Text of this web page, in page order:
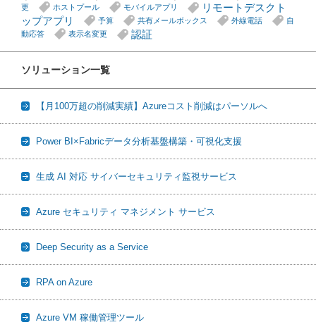
更
ホストプール モバイルアプリ
リモートデスクト
ップアプリ
予算 共有メールボックス 外線電話
自
動応答
表示名変更 認証
ソリューション一覧
【月100万超の削減実績】Azureコスト削減はパーソルへ
Power BI×Fabricデータ分析基盤構築・可視化支援
生成 AI 対応 サイバーセキュリティ監視サービス
Azure セキュリティ マネジメント サービス
Deep Security as a Service
RPA on Azure
Azure VM 稼働管理ツール